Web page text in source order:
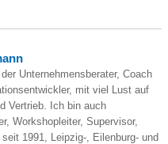
Unternehmensberater, Coach
mit viel Lust auf
Vertrieb. Ich bin auch
Workshopleiter, Supervisor,
seit 1991, Leipzig-, Eilenburg- und